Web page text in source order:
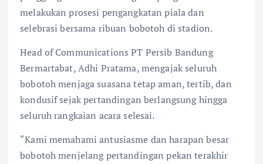
melakukan prosesi pengangkatan piala dan
selebrasi bersama ribuan bobotoh di stadion.
Head of Communications PT Persib Bandung
Bermartabat, Adhi Pratama, mengajak seluruh
bobotoh menjaga suasana tetap aman, tertib, dan
kondusif sejak pertandingan berlangsung hingga
seluruh rangkaian acara selesai.
“Kami memahami antusiasme dan harapan besar
bobotoh menjelang pertandingan pekan terakhir